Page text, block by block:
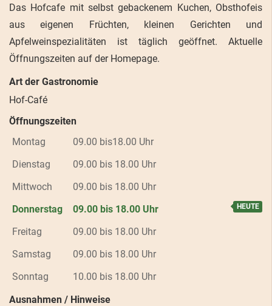
Das Hofcafe mit selbst gebackenem Kuchen, Obsthofeis
aus eigenen Früchten, kleinen Gerichten und
Apfelweinspezialitäten ist täglich geöffnet. Aktuelle
Öffnungszeiten auf der Homepage.
Art der Gastronomie
Hof-Café
Öffnungszeiten
Montag
09.00 bis18.00 Uhr
Dienstag
09.00 bis 18.00 Uhr
Mittwoch
09.00 bis 18.00 Uhr
Donnerstag
09.00 bis 18.00 Uhr
Freitag
09.00 bis 18.00 Uhr
Samstag
09.00 bis 18.00 Uhr
Sonntag
10.00 bis 18.00 Uhr
Ausnahmen / Hinweise